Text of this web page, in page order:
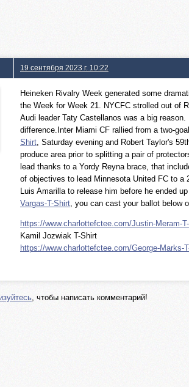
19 сентября 2023 г. 10:22
Heineken Rivalry Week generated some
the Week for Week 21. NYCFC strolled out of
Audi leader Taty Castellanos was a big
difference.Inter Miami CF rallied from a two-
Shirt, Saturday evening and Robert Taylor's
produce area prior to splitting a pair of
lead thanks to a Yordy Reyna brace, that
of objectives to lead Minnesota United FC to
Luis Amarilla to release him before he ended
Vargas-T-Shirt, you can cast your ballot below
https://www.charlottefctee.com/Justin-Meram-
Kamil Jozwiak T-Shirt
https://www.charlottefctee.com/George-Marks-
, чтобы написать комментарий!